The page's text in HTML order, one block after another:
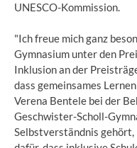
UNESCO-Kommission.
"Ich freue mich ganz
Gymnasium unter den
Inklusion an der
dass gemeinsames
Verena Bentele bei der
Geschwister-Scholl-
Selbstverständnis gehört,